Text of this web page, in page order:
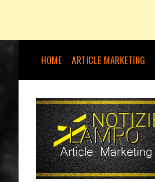
HOME ARTICLE MARKETING